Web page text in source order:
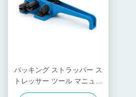
パッキング ストラッパー ス
トレッサー ツール マニュア
ル プラスチック ポリエステ